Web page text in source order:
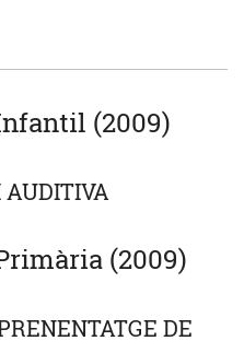
(2009)
AUDITIVA
(2009)
DE